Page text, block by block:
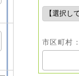
市区町村：